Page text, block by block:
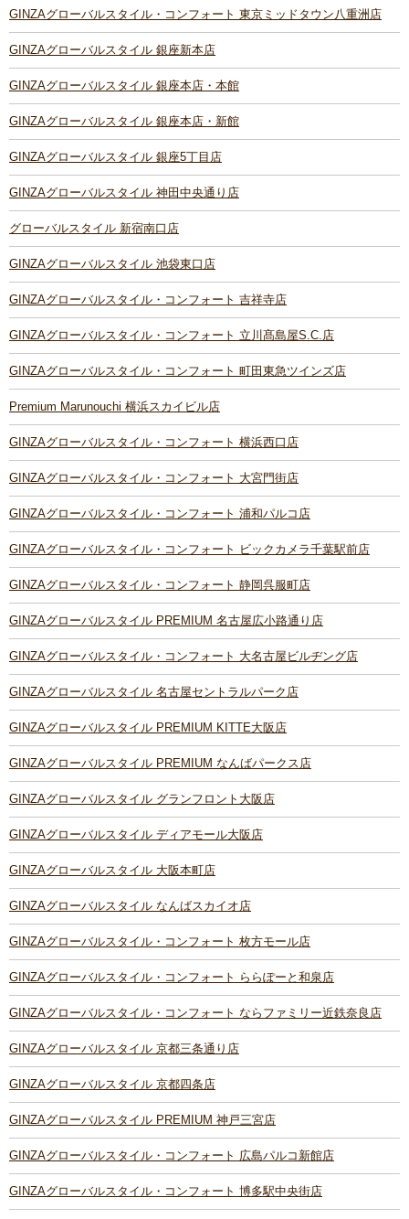
GINZAグローバルスタイル・コンフォート 東京ミッドタウン八重洲店
GINZAグローバルスタイル 銀座新本店
GINZAグローバルスタイル 銀座本店・本館
GINZAグローバルスタイル 銀座本店・新館
GINZAグローバルスタイル 銀座5丁目店
GINZAグローバルスタイル 神田中央通り店
グローバルスタイル 新宿南口店
GINZAグローバルスタイル 池袋東口店
GINZAグローバルスタイル・コンフォート 吉祥寺店
GINZAグローバルスタイル・コンフォート 立川髙島屋S.C.店
GINZAグローバルスタイル・コンフォート 町田東急ツインズ店
Premium Marunouchi 横浜スカイビル店
GINZAグローバルスタイル・コンフォート 横浜西口店
GINZAグローバルスタイル・コンフォート 大宮門街店
GINZAグローバルスタイル・コンフォート 浦和パルコ店
GINZAグローバルスタイル・コンフォート ビックカメラ千葉駅前店
GINZAグローバルスタイル・コンフォート 静岡呉服町店
GINZAグローバルスタイル PREMIUM 名古屋広小路通り店
GINZAグローバルスタイル・コンフォート 大名古屋ビルヂング店
GINZAグローバルスタイル 名古屋セントラルパーク店
GINZAグローバルスタイル PREMIUM KITTE大阪店
GINZAグローバルスタイル PREMIUM なんばパークス店
GINZAグローバルスタイル グランフロント大阪店
GINZAグローバルスタイル ディアモール大阪店
GINZAグローバルスタイル 大阪本町店
GINZAグローバルスタイル なんばスカイオ店
GINZAグローバルスタイル・コンフォート 枚方モール店
GINZAグローバルスタイル・コンフォート ららぽーと和泉店
GINZAグローバルスタイル・コンフォート ならファミリー近鉄奈良店
GINZAグローバルスタイル 京都三条通り店
GINZAグローバルスタイル 京都四条店
GINZAグローバルスタイル PREMIUM 神戸三宮店
GINZAグローバルスタイル・コンフォート 広島パルコ新館店
GINZAグローバルスタイル・コンフォート 博多駅中央街店